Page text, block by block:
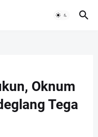
Oknum
Tega